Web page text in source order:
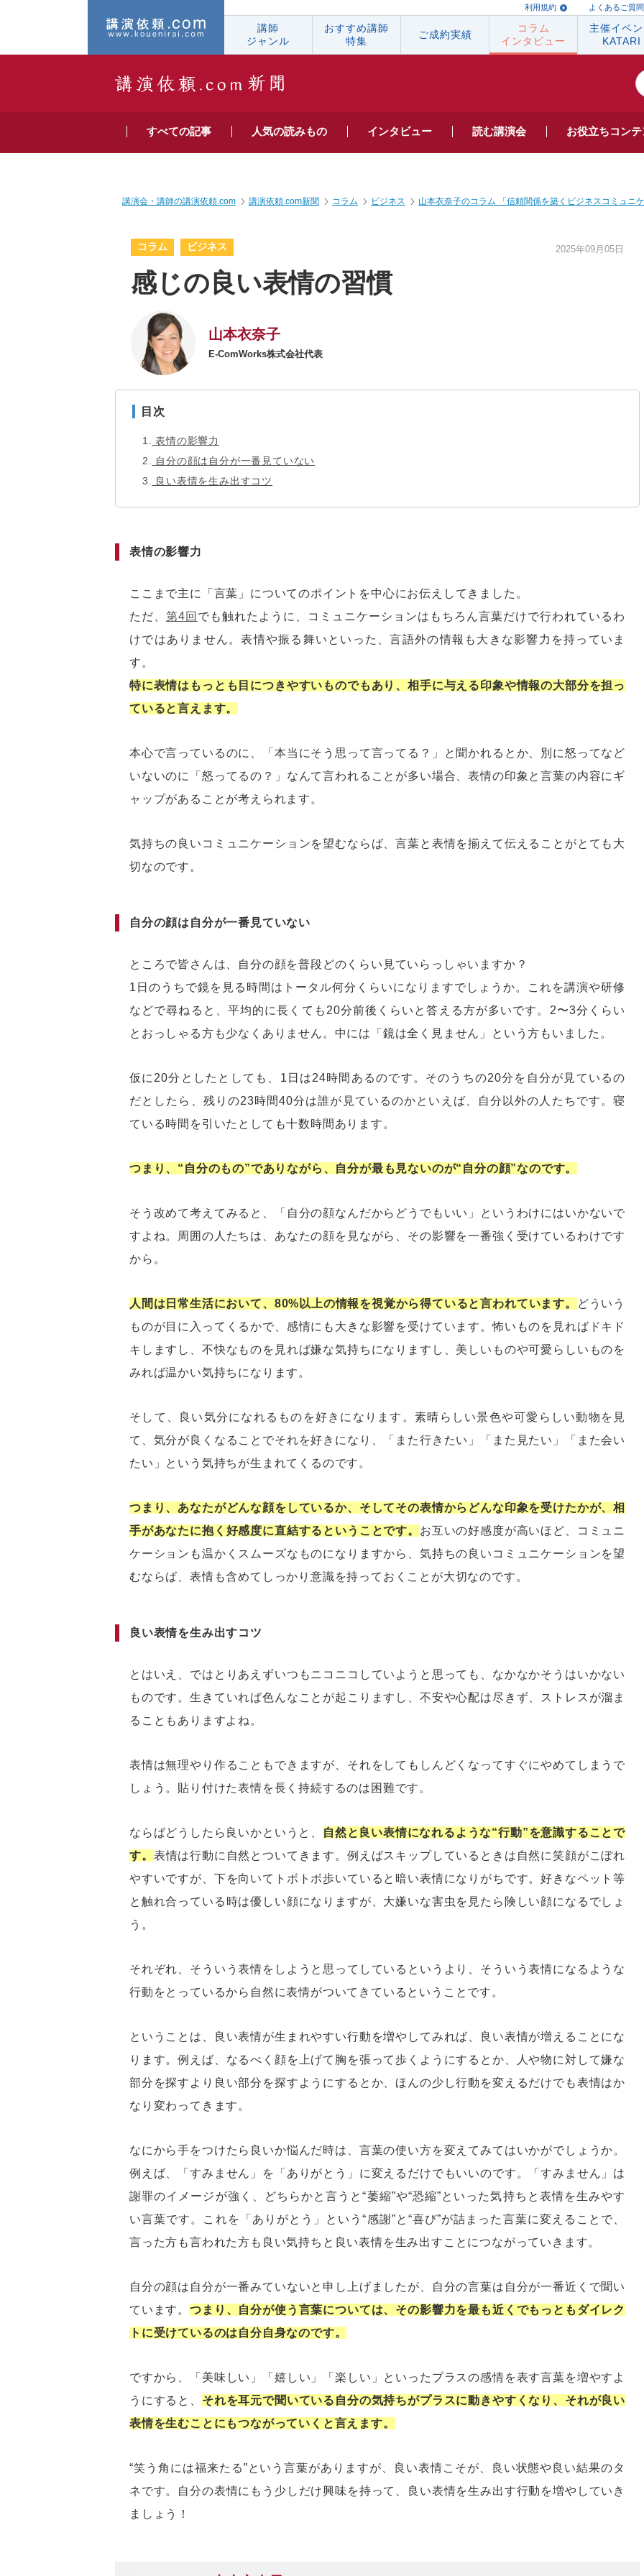
利用規約 よくあるご質問
講師
ジャンル
おすすめ講師
特集
ご成約実績
コラム
インタビュー
主催イベ
KATARI
すべての記事 人気の読みもの インタビュー 読む講演会 お役立ちコン
講演会・講師の講演依頼.com 講演依頼.com新聞 コラム ビジネス 山本衣奈子のコラム 「信頼関係を築くビジネスコミュニ
コラム ビジネス 2025年09月05日
感じの良い表情の習慣
山本衣奈子
E-ComWorks株式会社代表
目次
1
表情の影響力
2
自分の顔は自分が一番見ていない
3
良い表情を生み出すコツ
表情の影響力
ここまで主に「言葉」についてのポイントを中心にお伝えしてきました。
ただ、第4回 でも触れたように、コミュニケーションはもちろん言葉だけで行われているわ
けではありません。表情や振る舞いといった、言語外の情報も大きな影響力を持っていま
す。
特に表情はもっとも目につきやすいものでもあり、相手に与える印象や情報の大部分を担っ
ていると言えます。
本心で言っているのに、「本当にそう思って言ってる？」と聞かれるとか、別に怒ってなど
いないのに「怒ってるの？」なんて言われることが多い場合、表情の印象と言葉の内容にギ
ャップがあることが考えられます。
気持ちの良いコミュニケーションを望むならば、言葉と表情を揃えて伝えることがとても大
切なのです。
自分の顔は自分が一番見ていない
ところで皆さんは、自分の顔を普段どのくらい見ていらっしゃいますか？
1日のうちで鏡を見る時間はトータル何分くらいになりますでしょうか。これを講演や研修
などで尋ねると、平均的に長くても20分前後くらいと答える方が多いです。2〜3分くらい
とおっしゃる方も少なくありません。中には「鏡は全く見ません」という方もいました。
仮に20分としたとしても、1日は24時間あるのです。そのうちの20分を自分が見ているの
だとしたら、残りの23時間40分は誰が見ているのかといえば、自分以外の人たちです。寝
ている時間を引いたとしても十数時間あります。
つまり、“自分のもの”でありながら、自分が最も見ないのが“自分の顔”なのです。
そう改めて考えてみると、「自分の顔なんだからどうでもいい」というわけにはいかないで
すよね。周囲の人たちは、あなたの顔を見ながら、その影響を一番強く受けているわけです
から。
人間は日常生活において、80%以上の情報を視覚から得ていると言われています。
どういう
ものが目に入ってくるかで、感情にも大きな影響を受けています。怖いものを見ればドキド
キしますし、不快なものを見れば嫌な気持ちになりますし、美しいものや可愛らしいものを
みれば温かい気持ちになります。
そして、良い気分になれるものを好きになります。素晴らしい景色や可愛らしい動物を見
て、気分が良くなることでそれを好きになり、「また行きたい」「また見たい」「また会い
たい」という気持ちが生まれてくるのです。
つまり、あなたがどんな顔をしているか、そしてその表情からどんな印象を受けたかが、相
手があなたに抱く好感度に直結するということです。 お互いの好感度が高いほど、コミュニ
ケーションも温かくスムーズなものになりますから、気持ちの良いコミュニケーションを望
むならば、表情も含めてしっかり意識を持っておくことが大切なのです。
良い表情を生み出すコツ
とはいえ、ではとりあえずいつもニコニコしていようと思っても、なかなかそうはいかない
ものです。生きていれば色んなことが起こりますし、不安や心配は尽きず、ストレスが溜ま
ることもありますよね。
表情は無理やり作ることもできますが、それをしてもしんどくなってすぐにやめてしまうで
しょう。貼り付けた表情を長く持続するのは困難です。
ならばどうしたら良いかというと、
自然と良い表情になれるような“行動”を意識することで
す。 表情は行動に自然とついてきます。例えばスキップしているときは自然に笑顔がこぼれ
やすいですが、下を向いてトボトボ歩いていると暗い表情になりがちです。好きなペット等
と触れ合っている時は優しい顔になりますが、大嫌いな害虫を見たら険しい顔になるでしょ
う。
それぞれ、そういう表情をしようと思ってしているというより、そういう表情になるような
行動をとっているから自然に表情がついてきているということです。
ということは、良い表情が生まれやすい行動を増やしてみれば、良い表情が増えることにな
ります。例えば、なるべく顔を上げて胸を張って歩くようにするとか、人や物に対して嫌な
部分を探すより良い部分を探すようにするとか、ほんの少し行動を変えるだけでも表情はか
なり変わってきます。
なにから手をつけたら良いか悩んだ時は、言葉の使い方を変えてみてはいかがでしょうか。
例えば、「すみません」を「ありがとう」に変えるだけでもいいのです。「すみません」は
謝罪のイメージが強く、どちらかと言うと“萎縮”や“恐縮”といった気持ちと表情を生みやす
い言葉です。これを「ありがとう」という“感謝”と“喜び”が詰まった言葉に変えることで、
言った方も言われた方も良い気持ちと良い表情を生み出すことにつながっていきます。
自分の顔は自分が一番みていないと申し上げましたが、自分の言葉は自分が一番近くで聞い
ています。つまり、自分が使う言葉については、その影響力を最も近くでもっともダイレク
トに受けているのは自分自身なのです。
ですから、「美味しい」「嬉しい」「楽しい」といったプラスの感情を表す言葉を増やすよ
うにすると、 それを耳元で聞いている自分の気持ちがプラスに動きやすくなり、それが良い
表情を生むことにもつながっていくと言えます。
“笑う角には福来たる”という言葉がありますが、良い表情こそが、良い状態や良い結果のタ
ネです。自分の表情にもう少しだけ興味を持って、良い表情を生み出す行動を増やしていき
ましょう！